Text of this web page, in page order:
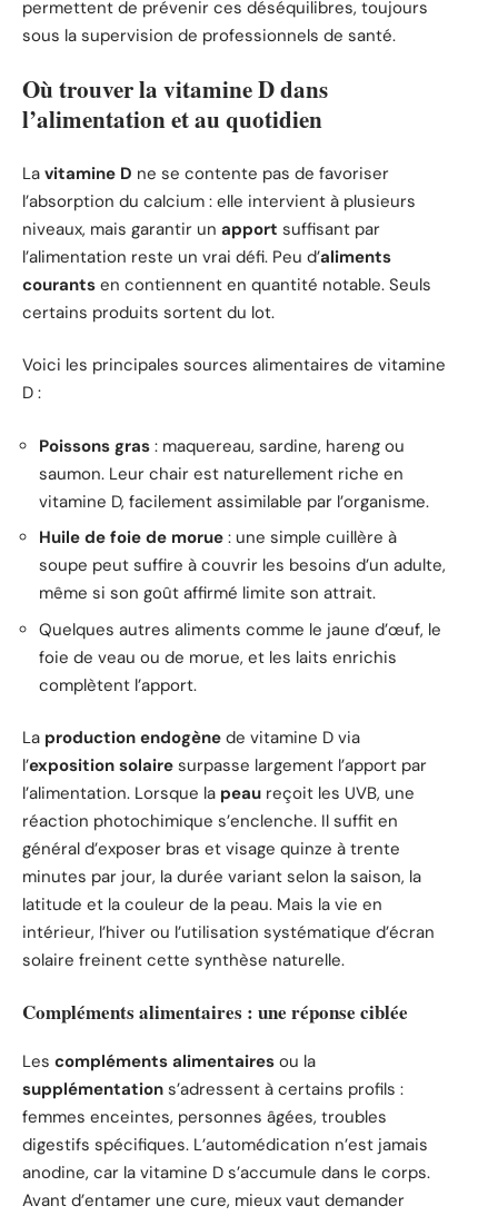
permettent de prévenir ces déséquilibres, toujours
sous la supervision de professionnels de santé.
Où trouver la vitamine D dans
l’alimentation et au quotidien
La vitamine D ne se contente pas de favoriser
l’absorption du calcium : elle intervient à plusieurs
niveaux, mais garantir un apport suffisant par
l’alimentation reste un vrai défi. Peu d’aliments
courants en contiennent en quantité notable. Seuls
certains produits sortent du lot.
Voici les principales sources alimentaires de vitamine
D :
Poissons gras : maquereau, sardine, hareng ou
saumon. Leur chair est naturellement riche en
vitamine D, facilement assimilable par l’organisme.
Huile de foie de morue : une simple cuillère à
soupe peut suffire à couvrir les besoins d’un adulte,
même si son goût affirmé limite son attrait.
Quelques autres aliments comme le jaune d’œuf, le
foie de veau ou de morue, et les laits enrichis
complètent l’apport.
La production endogène de vitamine D via
l’exposition solaire surpasse largement l’apport par
l’alimentation. Lorsque la peau reçoit les UVB, une
réaction photochimique s’enclenche. Il suffit en
général d’exposer bras et visage quinze à trente
minutes par jour, la durée variant selon la saison, la
latitude et la couleur de la peau. Mais la vie en
intérieur, l’hiver ou l’utilisation systématique d’écran
solaire freinent cette synthèse naturelle.
Compléments alimentaires : une réponse ciblée
Les compléments alimentaires ou la
supplémentation s’adressent à certains profils :
femmes enceintes, personnes âgées, troubles
digestifs spécifiques. L’automédication n’est jamais
anodine, car la vitamine D s’accumule dans le corps.
Avant d’entamer une cure, mieux vaut demander